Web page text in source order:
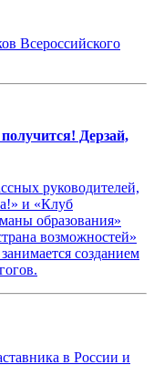
Всероссийского
Дерзай,
руководителей,
и «Клуб
образования»
возможностей»
созданием